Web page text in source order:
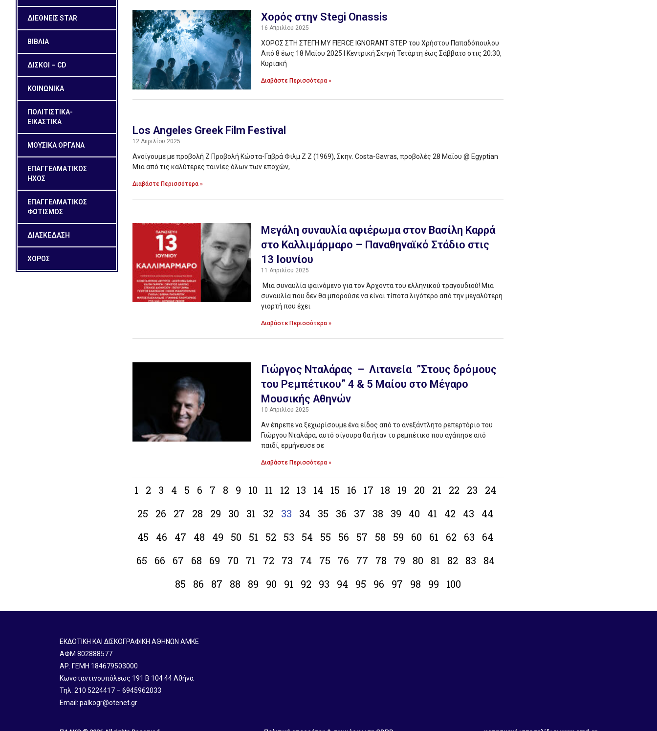
ΔΙΕΘΝΕΙΣ STAR
ΒΙΒΛΙΑ
ΔΙΣΚΟΙ – CD
ΚΟΙΝΩΝΙΚΑ
ΠΟΛΙΤΙΣΤΙΚΑ-
ΕΙΚΑΣΤΙΚΑ
ΜΟΥΣΙΚΑ ΟΡΓΑΝΑ
ΕΠΑΓΓΕΛΜΑΤΙΚΟΣ
ΗΧΟΣ
ΕΠΑΓΓΕΛΜΑΤΙΚΟΣ
ΦΩΤΙΣΜΟΣ
ΔΙΑΣΚΕΔΑΣΗ
ΧΟΡΟΣ
Χορός στην Stegi Onassis
16 Απριλίου 2025
ΧΟΡΟΣ ΣΤΗ ΣΤΕΓΗ MY FIERCE IGNORANT STEP του Χρήστου Παπαδόπουλου
Από 8 έως 18 Μαΐου 2025 І Κεντρική Σκηνή Τετάρτη έως Σάββατο στις 20:30,
Κυριακή
Διαβάστε Περισσότερα »
Los Angeles Greek Film Festival
12 Απριλίου 2025
Ανοίγουμε με προβολή Ζ Προβολή Κώστα-Γαβρά Φιλμ Ζ Ζ (1969), Σκην. Costa-Gavras, προβολές 28 Μαΐου @ Egyptian
Μια από τις καλύτερες ταινίες όλων των εποχών,
Διαβάστε Περισσότερα »
Μεγάλη συναυλία αφιέρωμα στον Βασίλη Καρρά
στο Καλλιμάρμαρο – Παναθηναϊκό Στάδιο στις
13 Ιουνίου
11 Απριλίου 2025
Μια συναυλία φαινόμενο για τον Άρχοντα του ελληνικού τραγουδιού! Μια
συναυλία που δεν θα μπορούσε να είναι τίποτα λιγότερο από την μεγαλύτερη
γιορτή που έχει
Διαβάστε Περισσότερα »
Γιώργος Νταλάρας – Λιτανεία ”Στους δρόμους
του Ρεμπέτικου” 4 & 5 Μαίου στο Μέγαρο
Μουσικής Αθηνών
10 Απριλίου 2025
Αν έπρεπε να ξεχωρίσουμε ένα είδος από το ανεξάντλητο ρεπερτόριο του
Γιώργου Νταλάρα, αυτό σίγουρα θα ήταν το ρεμπέτικο που αγάπησε από
παιδί, ερμήνευσε σε
Διαβάστε Περισσότερα »
1 2 3 4 5 6 7 8 9 10 11 12 13 14 15 16 17 18 19 20 21 22 23
24
25
26 27 28 29 30 31 32 33 34 35 36 37 38 39 40 41 42 43
44
45
46 47 48 49 50 51 52 53 54 55 56 57 58 59 60 61 62 63
64
65
66 67 68 69 70 71 72 73 74 75 76 77 78 79 80 81 82 83
84
85
86 87 88 89 90 91 92 93 94 95 96 97 98 99 100
ΕΚΔΟΤΙΚΗ ΚΑΙ ΔΙΣΚΟΓΡΑΦΙΚΗ ΑΘΗΝΩΝ ΑΜΚΕ
ΑΦΜ 802888577
ΑΡ. ΓΕΜΗ 184679503000
Κωνσταντινουπόλεως 191 B 104 44 Αθήνα
Τηλ. 210 5224417 – 6945962033
Email: palkogr@otenet.gr